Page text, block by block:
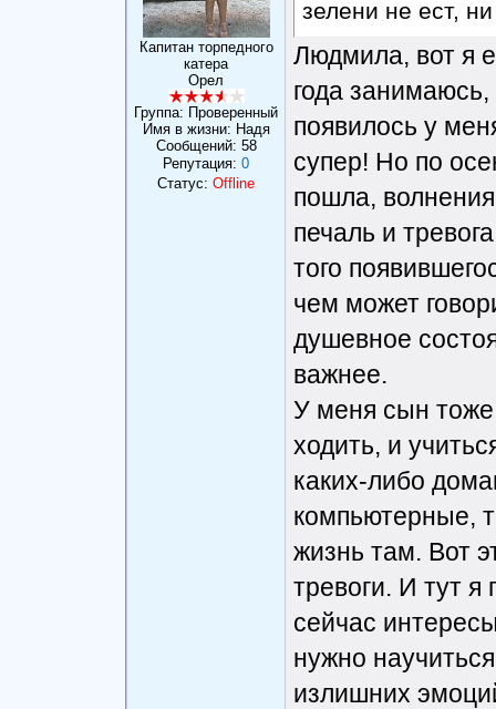
Капитан торпедного
катера
Орел
Группа: Проверенный
Имя в жизни: Надя
Сообщений: 58
Репутация: 0
Статус: Offline
зелени не ест,
Людмила, вот я
года
появилось у
супер! Но по
пошла,
печаль и
того
чем может
душевное
важнее.
У меня сын тоже
ходить, и
каких-либо
компьютерные,
жизнь там. Вот
тревоги. И тут
сейчас
нужно
излишних